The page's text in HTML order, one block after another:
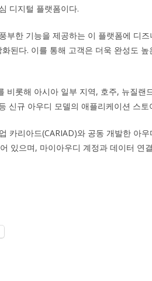
디지털 플랫폼이다.
부한 기능을 제공하는 이 플랫폼에 디
된다. 이를 통해 고객은 더욱 완성도
비롯해 아시아 일부 지역, 호주, 뉴질랜
신규 아우디 모델의 애플리케이션 스
카리아드(CARIAD)와 공동 개발한 아
있으며, 마이아우디 계정과 데이터 연